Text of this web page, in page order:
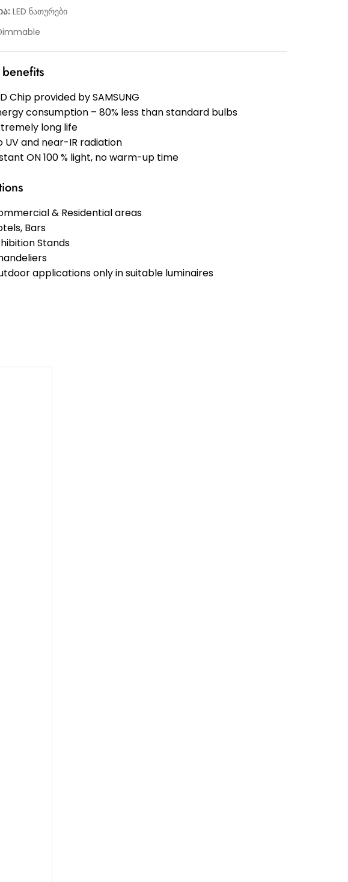
LED ნათურები
Chip provided by SAMSUNG
consumption – 80% less than standard bulbs
long life
UV and near-IR radiation
ON 100 % light, no warm-up time
& Residential areas
Bars
Stands
applications only in suitable luminaires